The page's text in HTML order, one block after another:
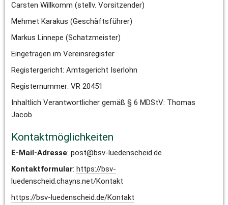
Carsten Willkomm (stellv. Vorsitzender)
Mehmet Karakus (Geschäftsführer)
Markus Linnepe (Schatzmeister)
Eingetragen im Vereinsregister
Registergericht: Amtsgericht Iserlohn
Registernummer: VR 20451
Inhaltlich Verantwortlicher gemäß § 6 MDStV: Thomas
Jacob
Kontaktmöglichkeiten
E-Mail-Adresse: post@bsv-luedenscheid.de
Kontaktformular: https://bsv-
luedenscheid.chayns.net/Kontakt
https://bsv-luedenscheid.de/Kontakt